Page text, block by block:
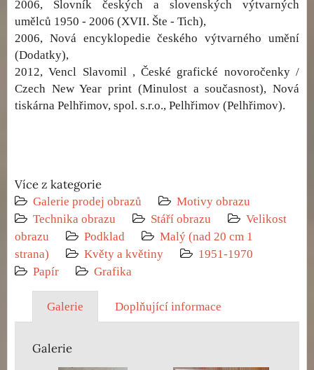
2006, Slovník českých a slovenských výtvarných
umělců 1950 - 2006 (XVII. Šte - Tich),
2006, Nová encyklopedie českého výtvarného umění
(Dodatky),
2012, Vencl Slavomil , České grafické novoročenky /
Czech New Year print (Minulost a současnost), Nová
tiskárna Pelhřimov, spol. s.r.o., Pelhřimov (Pelhřimov).
Více z kategorie
Galerie prodej obrazů
Motivy obrazu
Technika obrazu
Stáří obrazu
Velikost
obrazu
Podklad
Malý (nad 20 cm 1
strana)
Květy a květiny
1951-1970
Papír
Grafika
Galerie Doplňující informace
Galerie